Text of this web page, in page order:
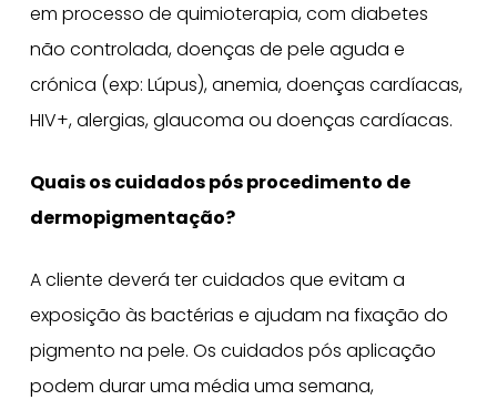
em processo de quimioterapia, com diabetes
não controlada, doenças de pele aguda e
crónica (exp: Lúpus), anemia, doenças cardíacas,
HIV+, alergias, glaucoma ou doenças cardíacas.
Quais os cuidados pós procedimento de
dermopigmentação?
A cliente deverá ter cuidados que evitam a
exposição às bactérias e ajudam na fixação do
pigmento na pele. Os cuidados pós aplicação
podem durar uma média uma semana,